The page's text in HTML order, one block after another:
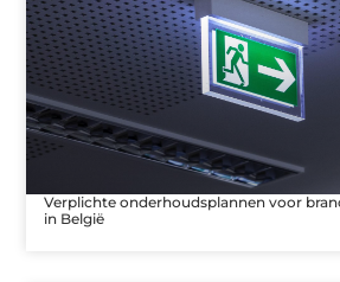
Verplichte onderhoudsplannen voor
in België